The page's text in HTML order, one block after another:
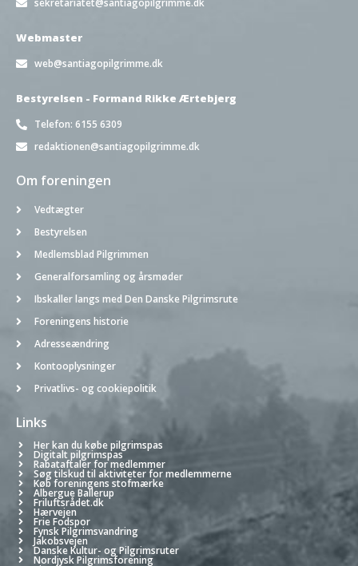
sekretariatet@santiagopilgrimme.dk
Webmaster
web@santiagopilgrimme.dk
Bestyrelsen - Formand Rikke Ærtebjerg
Telefon: 6155 6309
redaktionen@santiagopilgrimme.dk
Om foreningen
Vedtægter
Bestyrelsen
Medlemsblad Pilgrimmen
Generalforsamling og årsmøder
Ibskaller langs med Den Danske Pilgrimsrute
Foreningens historie
Adresseændring
Kontooplysninger
Privatlivs- og cookiepolitik
Links
Her kan du købe pilgrimspas
Digitalt pilgrimspas
Rabataftaler for medlemmer
Søg tilskud til aktiviteter for medlemmerne
Køb foreningens stofmærke
Albergue Ballerup
Friluftsrådet.dk
Hærvejen
Frie Fodspor
Fynsk Pilgrimsvandring
Jakobsvejen
Danske Kultur- og Pilgrimsruter
Nordjysk Pilgrimsforening